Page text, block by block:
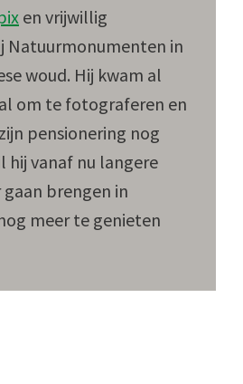
en vrijwillig
Natuurmonumenten in
woud. Hij kwam al
om te fotograferen en
pensionering nog
hij vanaf nu langere
brengen in
meer te genieten